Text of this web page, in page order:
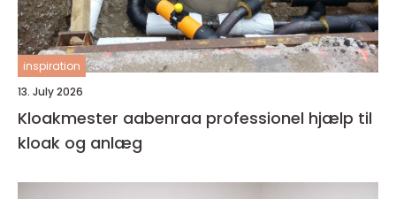
inspiration
13. July 2026
Kloakmester aabenraa professionel hjælp til
kloak og anlæg